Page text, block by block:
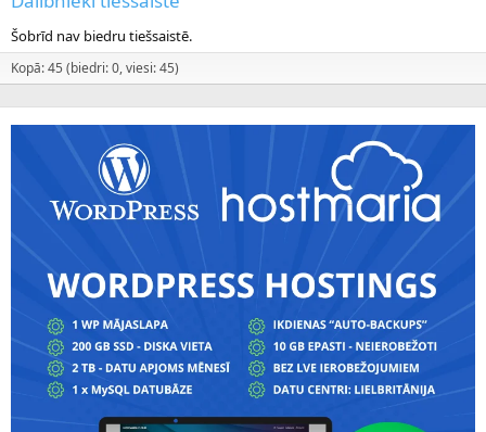
Šobrīd nav biedru tiešsaistē.
Kopā: 45 (biedri: 0, viesi: 45)